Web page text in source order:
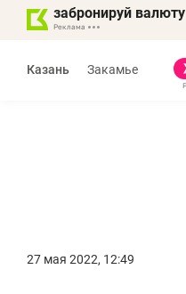
забронируй валюту
Казань Закамье
27 мая 2022, 12:49